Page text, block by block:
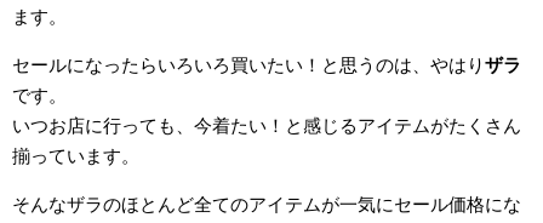
ます。
セールになったらいろいろ買いたい！と思うのは、やはりザラ
です。
いつお店に行っても、今着たい！と感じるアイテムがたくさん
揃っています。
そんなザラのほとんど全てのアイテムが一気にセール価格にな